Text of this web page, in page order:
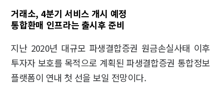
거래소, 4분기 서비스 개시 예정
통합환매 인프라는 출시후 준비
지난 2020년 대규모 파생결합증권 원금손실사태 이후
투자자 보호를 목적으로 계획된 파생결합증권 통합정보
플랫폼이 연내 첫 선을 보일 전망이다.